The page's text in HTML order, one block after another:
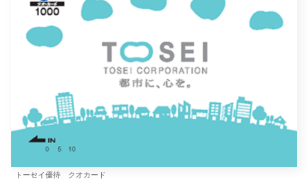
トーセイ優待 クオカード